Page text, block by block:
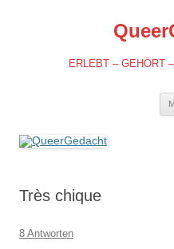
ERLEBT – GEHÖRT
Très chique
8 Antworten